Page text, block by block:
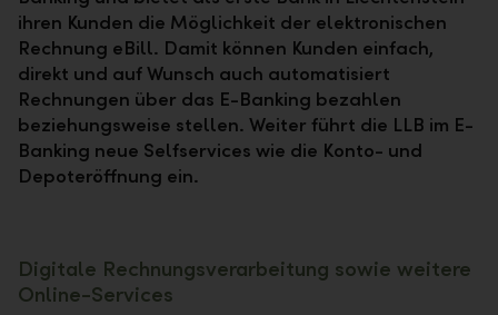
ihren Kunden die Möglichkeit der elektronischen
Rechnung eBill. Damit können Kunden einfach,
direkt und auf Wunsch auch automatisiert
Rechnungen über das E-Banking bezahlen
beziehungsweise stellen. Weiter führt die LLB im E-
Banking neue Selfservices wie die Konto- und
Depoteröffnung ein.
Digitale Rechnungsverarbeitung sowie weitere
Online-Services